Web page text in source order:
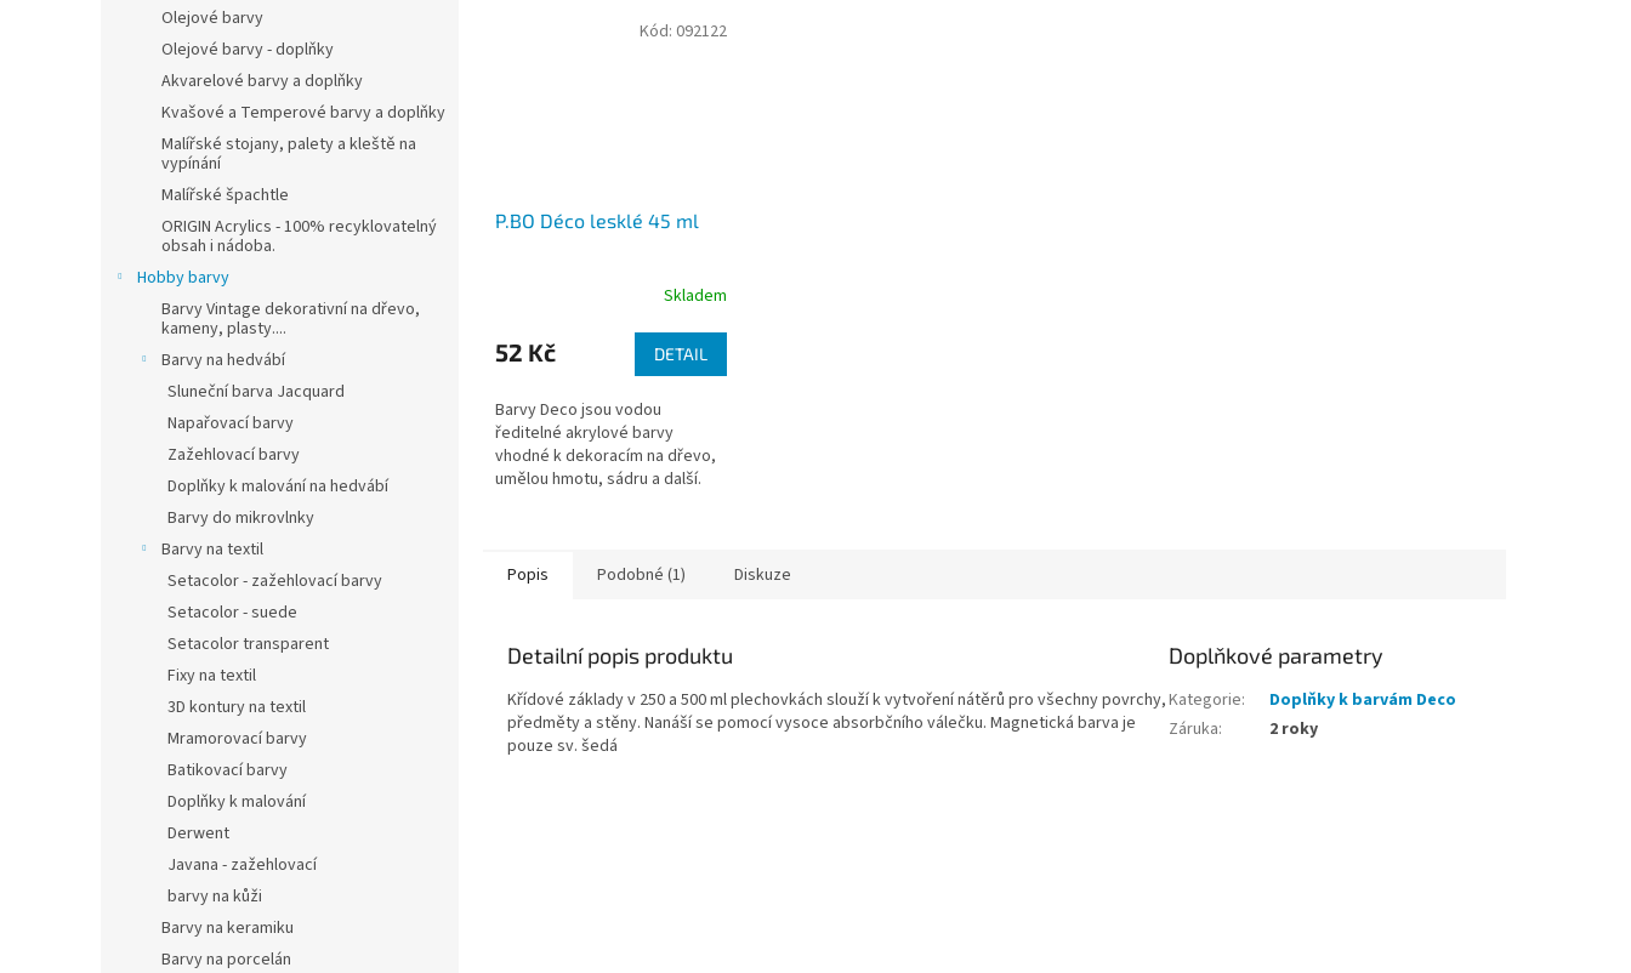
Olejové barvy
Olejové barvy - doplňky
Akvarelové barvy a doplňky
Kvašové a Temperové barvy a doplňky
Malířské stojany, palety a kleště na
vypínání
Malířské špachtle
ORIGIN Acrylics - 100% recyklovatelný
obsah i nádoba.
Hobby barvy
Barvy Vintage dekorativní na dřevo,
kameny, plasty....
Barvy na hedvábí
Sluneční barva Jacquard
Napařovací barvy
Zažehlovací barvy
Doplňky k malování na hedvábí
Barvy do mikrovlnky
Barvy na textil
Setacolor - zažehlovací barvy
Setacolor - suede
Setacolor transparent
Fixy na textil
3D kontury na textil
Mramorovací barvy
Batikovací barvy
Doplňky k malování
Derwent
Javana - zažehlovací
barvy na kůži
Barvy na keramiku
Barvy na porcelán
P.BO Déco lesklé 45 ml
Skladem
52 Kč DETAIL
Barvy Deco jsou vodou
ředitelné akrylové barvy
vhodné k dekoracím na dřevo,
umělou hmotu, sádru a další.
Kód: 092122
Popis Podobné (1) Diskuze
Detailní popis produktu
Křídové základy v 250 a 500 ml plechovkách slouží k vytvoření nátěrů pro všechny povrchy,
předměty a stěny. Nanáší se pomocí vysoce absorbčního válečku. Magnetická barva je
pouze sv. šedá
Doplňkové parametry
Kategorie:
Doplňky k barvám Deco
Záruka: 2 roky